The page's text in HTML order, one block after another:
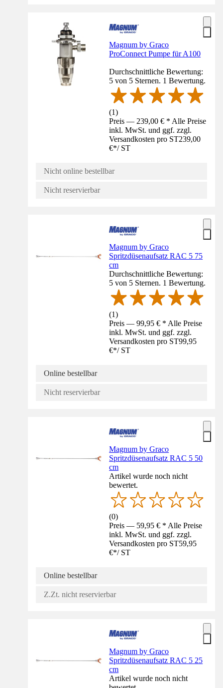
Magnum by Graco
ProConnect Pumpe für A100
Durchschnittliche Bewertung:
5 von 5 Sternen. 1 Bewertung.
(1)
Preis — 239,00 € * Alle Preise
inkl. MwSt. und ggf. zzgl.
Versandkosten pro ST239,00
€*/ ST
Nicht online bestellbar
Nicht reservierbar
Magnum by Graco
Spritzdüsenaufsatz RAC 5 75
cm
Durchschnittliche Bewertung:
5 von 5 Sternen. 1 Bewertung.
(1)
Preis — 99,95 € * Alle Preise
inkl. MwSt. und ggf. zzgl.
Versandkosten pro ST99,95
€*/ ST
Online bestellbar
Nicht reservierbar
Magnum by Graco
Spritzdüsenaufsatz RAC 5 50
cm
Artikel wurde noch nicht
bewertet.
(0)
Preis — 59,95 € * Alle Preise
inkl. MwSt. und ggf. zzgl.
Versandkosten pro ST59,95
€*/ ST
Online bestellbar
Z.Zt. nicht reservierbar
Magnum by Graco
Spritzdüsenaufsatz RAC 5 25
cm
Artikel wurde noch nicht